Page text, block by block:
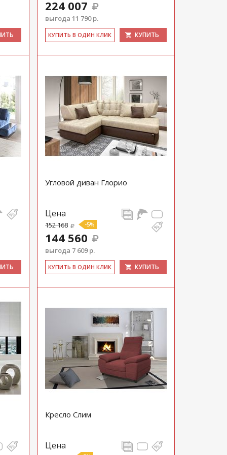
224 007
выгода 11 790 р.
КУ­ПИТЬ В ОДИН КЛИК КУПИТЬ
Угловой диван Глорио
Цена
152 168 -5%
144 560
выгода 7 609 р.
КУ­ПИТЬ В ОДИН КЛИК КУПИТЬ
Кресло Слим
Цена